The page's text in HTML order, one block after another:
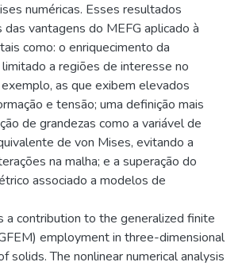
numéricas. Esses resultados
vantagens do MEFG aplicado à
como: o enriquecimento da
limitado a regiões de interesse no
as que exibem elevados
e tensão; uma definição mais
de grandezas como a variável de
de von Mises, evitando a
na malha; e a superação do
associado a modelos de
a contribution to the generalized finite
employment in three-dimensional
solids. The nonlinear numerical analysis